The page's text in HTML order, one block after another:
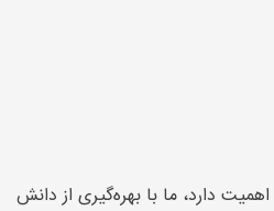
دارد، ما با بهره‌گیری از دانش